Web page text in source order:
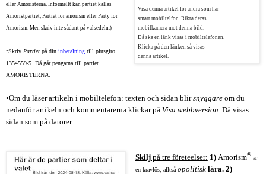
Visa denna artikel för andra som har
smart mobiltelfon. Rikta deras
mobilkamera mot denna bild.
Då ska en länk visas i mobiltelefonen.
Klicka på den länken så visas
denna artikel
eller Amoristerna. Informellt kan partiet kallas
Amoristpartiet, Partiet för amorism eller Party for
Amorism. Men skriv inte sådant på valsedeln.)
•Skriv Partiet på din inbetalning till plusgiro
1354559-5. Då går pengarna till partiet
AMORISTERNA.
•Om du läser artikeln i mobiltelefon: texten och sidan blirsnyggare om du
nedanför artikeln och kommentarerna klickar på Visa webbversion. Då visas
sidan som på datorer.
Skiljpå tre företeelser: 1) Amorism®
är
en kravlös, alltså opolitisklära. 2)